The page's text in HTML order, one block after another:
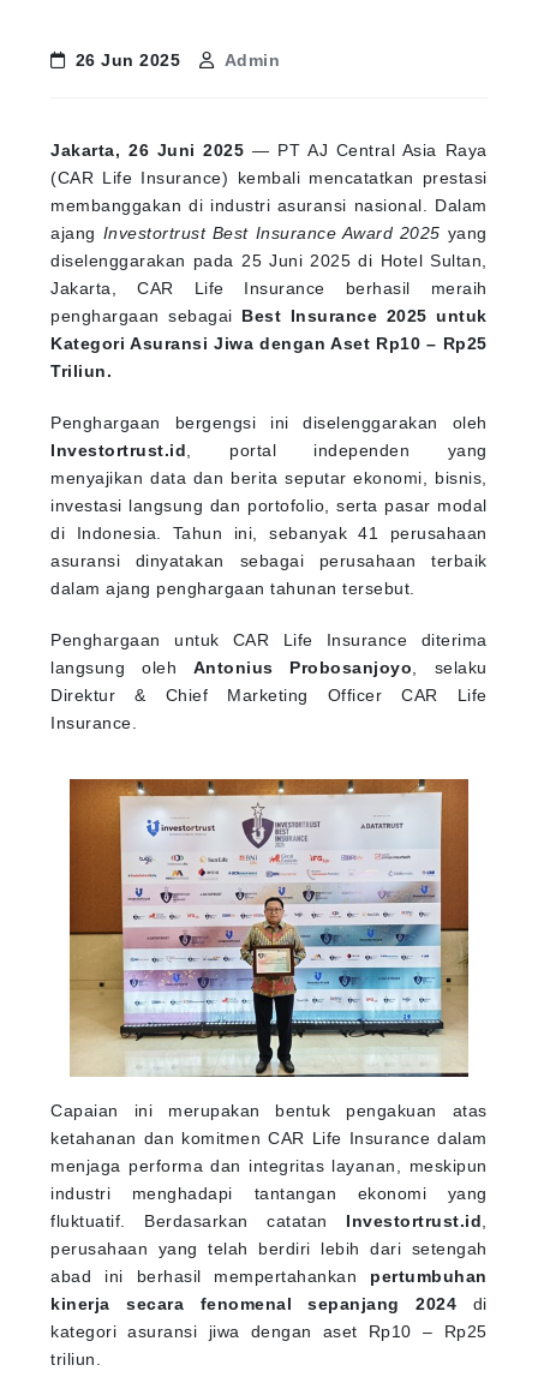
26 Jun 2025 Admin
Jakarta, 26 Juni 2025 — PT AJ Central Asia Raya
(CAR Life Insurance) kembali mencatatkan prestasi
membanggakan di industri asuransi nasional. Dalam
ajang
Investortrust Best Insurance Award 2025 yang
diselenggarakan pada 25 Juni 2025 di Hotel Sultan,
Jakarta, CAR Life Insurance berhasil meraih
penghargaan sebagai Best Insurance 2025 untuk
Kategori Asuransi Jiwa dengan Aset Rp10 – Rp25
Triliun.
Penghargaan bergengsi ini diselenggarakan oleh
Investortrust.id , portal independen yang
menyajikan data dan berita seputar ekonomi, bisnis,
investasi langsung dan portofolio, serta pasar modal
di Indonesia. Tahun ini, sebanyak 41 perusahaan
asuransi dinyatakan sebagai perusahaan terbaik
dalam ajang penghargaan tahunan tersebut.
Penghargaan untuk CAR Life Insurance diterima
langsung oleh Antonius Probosanjoyo
, selaku
Direktur & Chief Marketing Officer CAR Life
Insurance.
Capaian ini merupakan bentuk pengakuan atas
ketahanan dan komitmen CAR Life Insurance dalam
menjaga performa dan integritas layanan, meskipun
industri menghadapi tantangan ekonomi yang
fluktuatif. Berdasarkan catatan Investortrust.id
perusahaan yang telah berdiri lebih dari setengah
abad ini berhasil mempertahankan pertumbuhan
kinerja secara fenomenal sepanjang 2024 di
kategori asuransi jiwa dengan aset Rp10 – Rp25
triliun.